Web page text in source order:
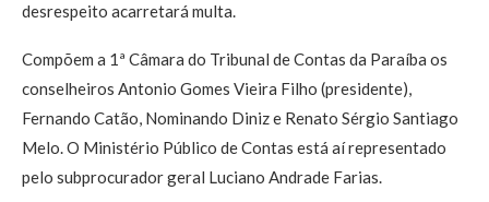
desrespeito acarretará multa.
Compõem a 1ª Câmara do Tribunal de Contas da Paraíba os
conselheiros Antonio Gomes Vieira Filho (presidente),
Fernando Catão, Nominando Diniz e Renato Sérgio Santiago
Melo. O Ministério Público de Contas está aí representado
pelo subprocurador geral Luciano Andrade Farias.